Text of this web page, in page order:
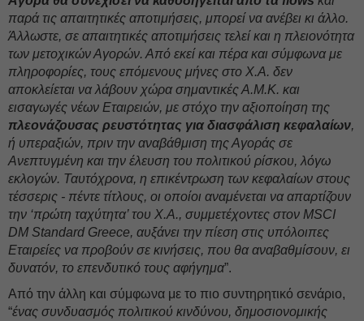
παρά τις απαιτητικές αποτιμήσεις, μπορεί να ανέβει κι άλλο.
Άλλωστε, σε απαιτητικές αποτιμήσεις τελεί και η πλειονότητα
των μετοχικών Αγορών. Από εκεί και πέρα και σύμφωνα με
πληροφορίες, τους επόμενους μήνες στο Χ.Α. δεν
αποκλείεται να λάβουν χώρα σημαντικές Α.Μ.Κ. και
εισαγωγές νέων Εταιρειών, με στόχο την αξιοποίηση της
πλεονάζουσας ρευστότητας για διασφάλιση κεφαλαίων,
ή υπεραξιών, πριν την αναβάθμιση της Αγοράς σε
Ανεπτυγμένη και την έλευση του πολιτικού ρίσκου, λόγω
εκλογών. Ταυτόχρονα, η επικέντρωση των κεφαλαίων στους
τέσσερις - πέντε τίτλους, οι οποίοι αναμένεται να απαρτίζουν
την ‘πρώτη ταχύτητα’ του Χ.Α., συμμετέχοντες στον MSCI
DM Standard Greece, αυξάνει την πίεση στις υπόλοιπες
Εταιρείες να προβούν σε κινήσεις, που θα αναβαθμίσουν, ει
δυνατόν, το επενδυτικό τους αφήγημα”.
Από την άλλη και σύμφωνα με το πιο συντηρητικό σενάριο,
“ένας συνδυασμός πολιτικού κινδύνου, δημοσιονομικής